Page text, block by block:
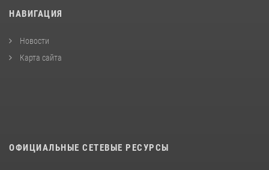
НАВИГАЦИЯ
Новости
Карта сайта
ОФИЦИАЛЬНЫЕ СЕТЕВЫЕ РЕСУРСЫ